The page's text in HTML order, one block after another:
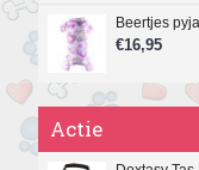
Beertjes
€16,95
Actie